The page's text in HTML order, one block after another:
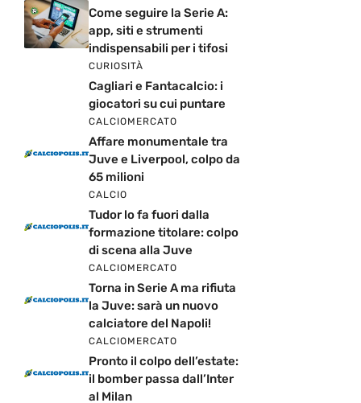
Come seguire la Serie A:
app, siti e strumenti
indispensabili per i tifosi
CURIOSITÀ
Cagliari e Fantacalcio: i
giocatori su cui puntare
CALCIOMERCATO
Affare monumentale tra
Juve e Liverpool, colpo da
65 milioni
CALCIO
Tudor lo fa fuori dalla
formazione titolare: colpo
di scena alla Juve
CALCIOMERCATO
Torna in Serie A ma rifiuta
la Juve: sarà un nuovo
calciatore del Napoli!
CALCIOMERCATO
Pronto il colpo dell’estate:
il bomber passa dall’Inter
al Milan